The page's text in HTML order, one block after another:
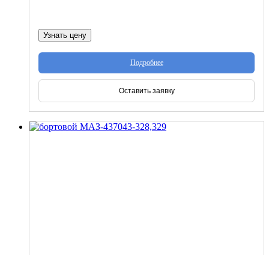
Узнать цену
Подробнее
Оставить заявку